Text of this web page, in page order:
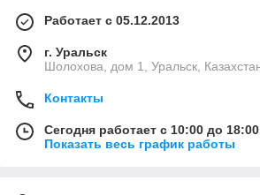
Работает с 05.12.2013
г. Уральск
Шолохова, дом 1, Уральск,
Контакты
Сегодня работает с 10:00 до 18:00
Показать весь график работы